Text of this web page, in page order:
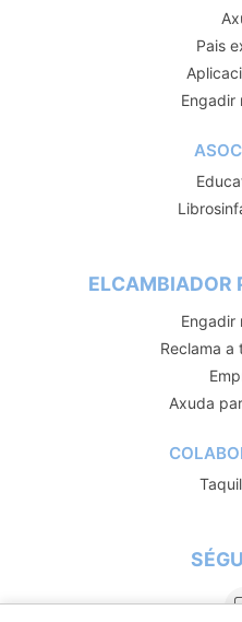
Pais
Engadir
ELCAMBIADOR
Engadir
Reclama a
Axuda